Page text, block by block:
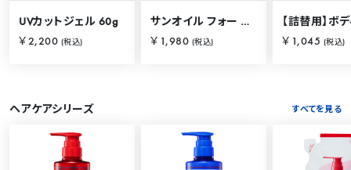
UVカットジェル 60g
￥2,200 (税込)
サンオイル フォー ザ オーシャン 120ml
￥1,980 (税込) ￥1,045 (税込)
ヘアケアシリーズ すべてを見る